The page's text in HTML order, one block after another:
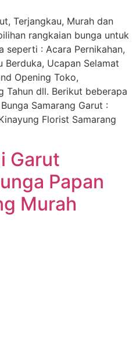
Terjangkau, Murah dan
rangkaian bunga untuk
seperti : Acara Pernikahan,
Berduka, Ucapan Selamat
Opening Toko,
Tahun dll. Berikut beberapa
Samarang Garut :
Florist Samarang
Garut
Papan
Murah